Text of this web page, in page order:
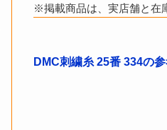
※掲載商品は、実店舗と在
DMC刺繍糸 25番 334の